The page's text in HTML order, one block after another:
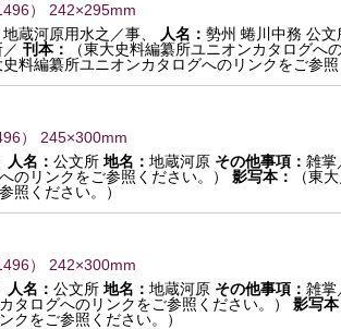
） 242×295mm
地蔵河原用水之／事、 人名： 勢州 蜷川中務 公文
刊本：
（東大史料編纂所ユニオンカタログへ
史料編纂所ユニオンカタログへのリンクをご参照
） 245×300mm
人名： 公文所 地名： 地蔵河原 その他事項： 雑掌
のリンクをご参照ください。）
影写本：
（東
照ください。）
） 242×300mm
人名： 公文所 地名： 地蔵河原 その他事項： 雑掌
タログへのリンクをご参照ください。） 影写本
クをご参照ください。）